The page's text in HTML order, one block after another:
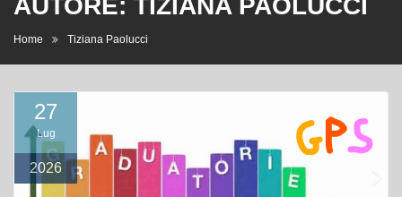
AUTORE: TIZIANA PAOLUCCI
Home Tiziana Paolucci
27
Lug
2026